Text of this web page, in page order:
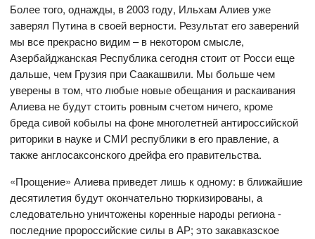
Более того, однажды, в 2003 году, Ильхам Алиев уже
заверял Путина в своей верности. Результат его заверений
мы все прекрасно видим – в некотором смысле,
Азербайджанская Республика сегодня стоит от Росси еще
дальше, чем Грузия при Саакашвили. Мы больше чем
уверены в том, что любые новые обещания и раскаивания
Алиева не будут стоить ровным счетом ничего, кроме
бреда сивой кобылы на фоне многолетней антироссийской
риторики в науке и СМИ республики в его правление, а
также англосаксонского дрейфа его правительства.
«Прощение» Алиева приведет лишь к одному: в ближайшие
десятилетия будут окончательно тюркизированы, а
следовательно уничтожены коренные народы региона -
последние пророссийские силы в АР; это закавказское